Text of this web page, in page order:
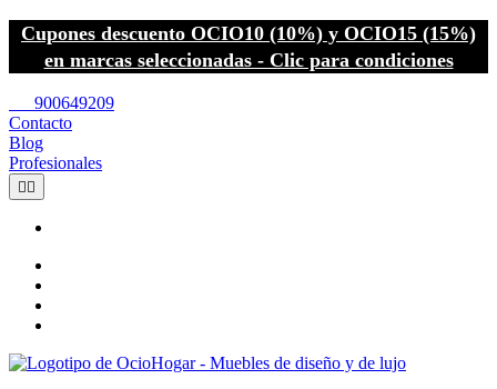
Cupones descuento OCIO10 (10%) y OCIO15 (15%)
en marcas seleccionadas - Clic para condiciones
900649209
Contacto
Blog
Profesionales
 